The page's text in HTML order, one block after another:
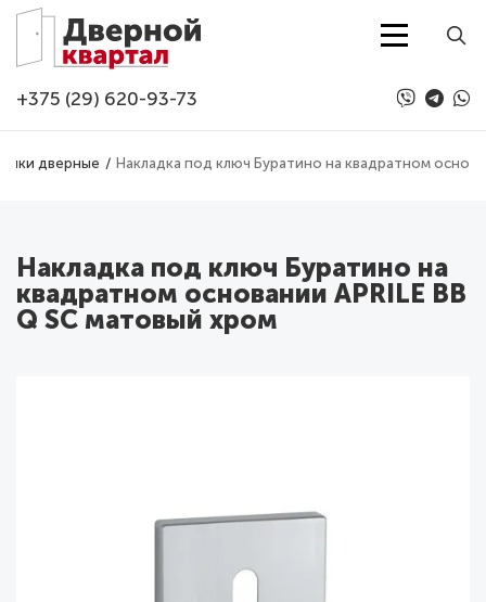
Перейти к основному содержанию
+375 (29) 620-93-73
дверные Накладка под ключ Буратино на квадратном
Накладка под ключ Буратино на
квадратном основании APRILE BB
Q SC матовый хром